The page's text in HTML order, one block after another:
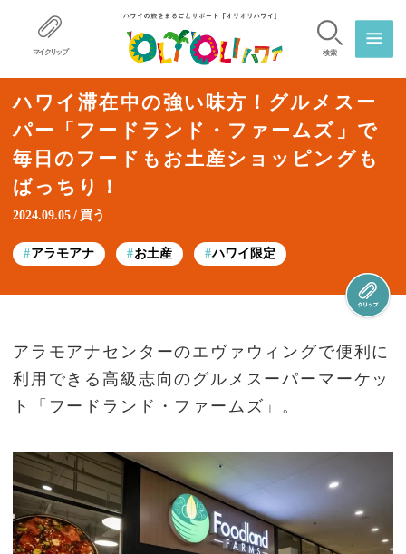
マイクリップ 検索
ハワイ滞在中の強い味方！グルメスー
パー「フードランド・ファームズ」で
毎日のフードもお土産ショッピングも
ばっちり！
2024.09.05 買う
アラモアナ お土産 ハワイ限定
アラモアナセンターのエヴァウィングで便利に
利用できる高級志向のグルメスーパーマーケッ
ト「フードランド・ファームズ」。